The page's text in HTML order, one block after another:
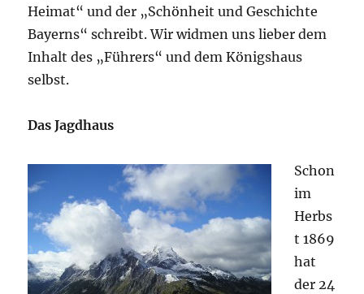
Heimat“ und der „Schönheit und Geschichte
Bayerns“ schreibt. Wir widmen uns lieber dem
Inhalt des „Führers“ und dem Königshaus
selbst.
Das Jagdhaus
Schon
im
Herbs
t 1869
hat
der 24